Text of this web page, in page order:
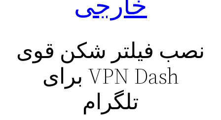
نصب فیلتر شکن قوی
VPN Dash برای
تلگرام